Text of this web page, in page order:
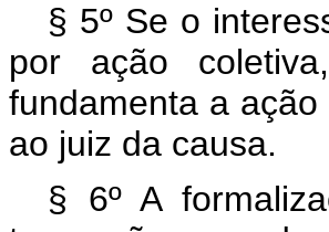
§ 5º Se o
por ação
fundamenta a
ao juiz da causa.
§ 6º A